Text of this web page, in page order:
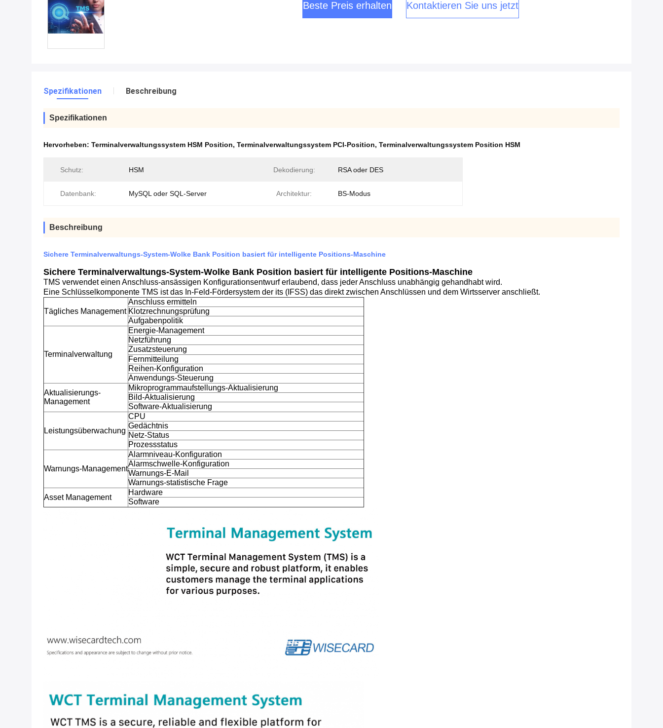
Beste Preis erhalten Kontaktieren Sie uns jetzt
Spezifikationen Beschreibung
Spezifikationen
Hervorheben: Terminalverwaltungssystem HSM Position, Terminalverwaltungssystem PCI-Position, Terminalverwaltungssystem Position HSM
Schutz: HSM Dekodierung: RSA oder DES
Datenbank: MySQL oder SQL-Server Architektur: BS-Modus
Beschreibung
Sichere Terminalverwaltungs-System-Wolke Bank Position basiert für intelligente Positions-Maschine
Sichere Terminalverwaltungs-System-Wolke Bank Position basiert für intelligente Positions-Maschine
TMS verwendet einen Anschluss-ansässigen Konfigurationsentwurf erlaubend, dass jeder Anschluss unabhängig gehandhabt wird.
Eine Schlüsselkomponente TMS ist das In-Feld-Fördersystem der its (IFSS) das direkt zwischen Anschlüssen und dem Wirtsserver anschließt.
Tägliches Management
Anschluss ermitteln
Klotzrechnungsprüfung
Aufgabenpolitik
Terminalverwaltung
Energie-Management
Netzführung
Zusatzsteuerung
Fernmitteilung
Reihen-Konfiguration
Anwendungs-Steuerung
Aktualisierungs-
Management
Mikroprogrammaufstellungs-Aktualisierung
Bild-Aktualisierung
Software-Aktualisierung
Leistungsüberwachung
CPU
Gedächtnis
Netz-Status
Prozessstatus
Warnungs-Management
Alarmniveau-Konfiguration
Alarmschwelle-Konfiguration
Warnungs-E-Mail
Warnungs-statistische Frage
Asset Management
Hardware
Software